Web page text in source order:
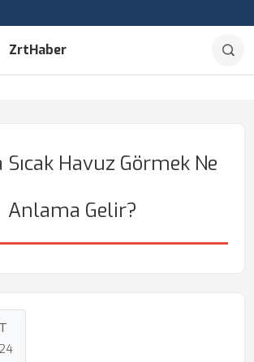
ZrtHaber
Sıcak Havuz Görmek Ne
Anlama Gelir?